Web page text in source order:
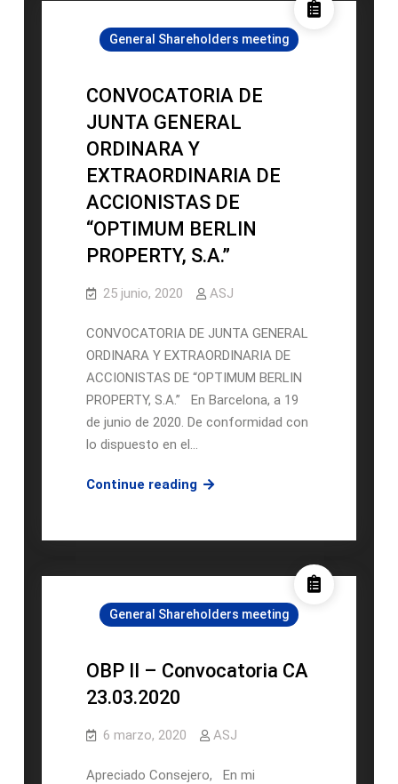
EXTRAORDINARIA
ACCIONISTAS
“OPTIMUM
BERLIN
PROPERTY
TWO,
S.A.”
General Shareholders meeting
CONVOCATORIA DE
JUNTA GENERAL
ORDINARA Y
EXTRAORDINARIA DE
ACCIONISTAS DE
“OPTIMUM BERLIN
PROPERTY, S.A.”
25 junio, 2020 ASJ
CONVOCATORIA DE JUNTA GENERAL
ORDINARA Y EXTRAORDINARIA DE
ACCIONISTAS DE “OPTIMUM BERLIN
PROPERTY, S.A.” En Barcelona, a 19
de junio de 2020. De conformidad con
lo dispuesto en el…
Continue readingCONVOCATORIA
ORDINARA
EXTRAORDINARIA
ACCIONISTAS
BERLIN
S.A.”
General Shareholders meeting
OBP II – Convocatoria CA
23.03.2020
6 marzo, 2020 ASJ
Apreciado Consejero, En mi